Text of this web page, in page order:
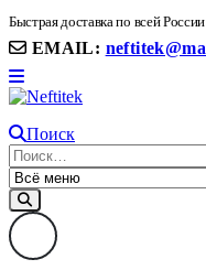
Быстрая доставка по всей России
EMAIL:
Поиск
8(906)